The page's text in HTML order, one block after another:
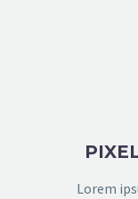
Lorem